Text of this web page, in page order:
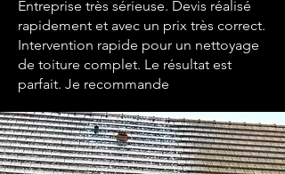
Entreprise très sérieuse. Devis réalisé
rapidement et avec un prix très correct.
Intervention rapide pour un nettoyage
de toiture complet. Le résultat est
parfait. Je recommande